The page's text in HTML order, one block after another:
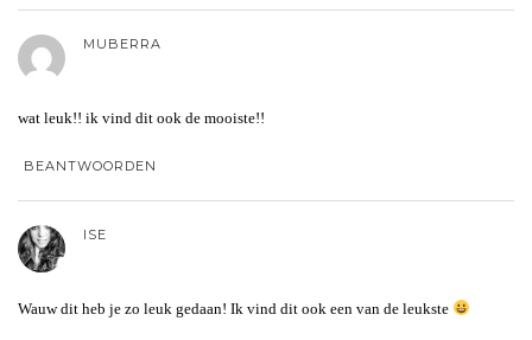
MUBERRA
wat leuk!! ik vind dit ook de mooiste!!
BEANTWOORDEN
ISE
Wauw dit heb je zo leuk gedaan! Ik vind dit ook een van de leukste